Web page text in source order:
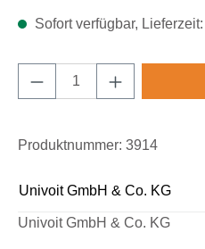
Sofort verfügbar,
Produkt Anzahl:
Produktnummer: 3914
Univoit GmbH & Co. KG
Univoit GmbH & Co. KG